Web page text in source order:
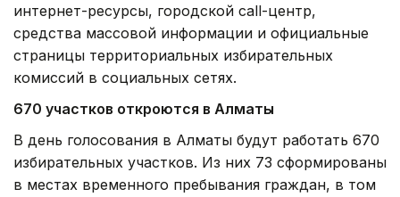
интернет-ресурсы, городской call-центр,
средства массовой информации и официальные
страницы территориальных избирательных
комиссий в социальных сетях.
670 участков откроются в Алматы
В день голосования в Алматы будут работать 670
избирательных участков. Из них 73 сформированы
в местах временного пребывания граждан, в том